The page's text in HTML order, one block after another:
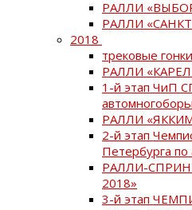
РАЛЛИ
РАЛЛИ
2018
трековые гонки
РАЛЛИ
1-й этап ЧиП
РАЛЛИ
2-й этап
Петербурга
РАЛЛИ-
2018»
3-й этап